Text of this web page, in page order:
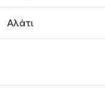
Αλάτι